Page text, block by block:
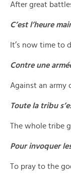
After great
C’est l’heure
It’s now time to
Contre une
Against an army
Toute la tribu
The whole tribe
Pour invoquer
To pray to the